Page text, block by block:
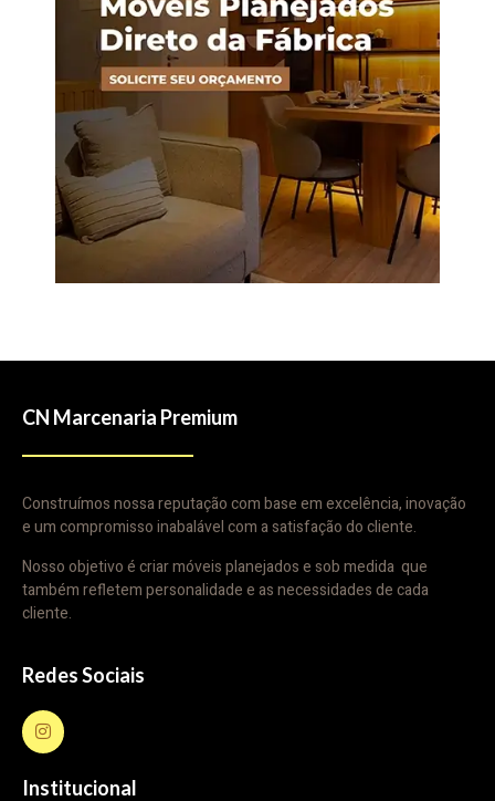
CN Marcenaria Premium
Construímos nossa reputação com base em excelência, inovação
e um compromisso inabalável com a satisfação do cliente.
Nosso objetivo é criar móveis planejados e sob medida que
também refletem personalidade e as necessidades de cada
cliente.
Redes Sociais
Institucional